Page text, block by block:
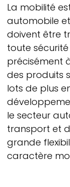
La mobilité
automobile
doivent être
toute
précisément
des produits
lots de plus
le secteur
transport et
grande
caractère